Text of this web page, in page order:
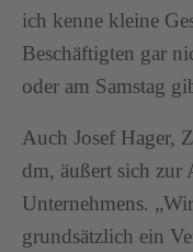
ich kenne kleine
Beschäftigten gar
oder am Samstag
Auch Josef Hager,
dm, äußert sich zur
Unternehmens.
grundsätzlich ein